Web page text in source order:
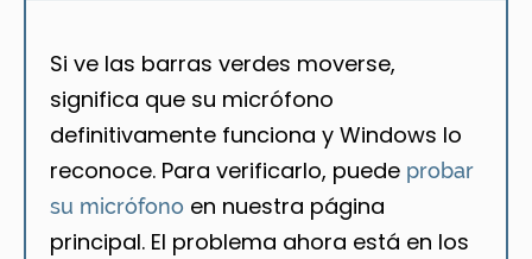
Si ve las barras verdes moverse,
significa que su micrófono
definitivamente funciona y Windows lo
reconoce. Para verificarlo, puede probar
su micrófono en nuestra página
principal. El problema ahora está en los